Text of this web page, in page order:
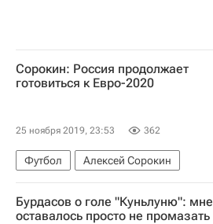
Сорокин: Россия продолжает
готовиться к Евро-2020
25 ноября 2019, 23:53 362
Футбол Алексей Сорокин
Бурдасов о голе "Куньлуню": мне
оставалось просто не промазать